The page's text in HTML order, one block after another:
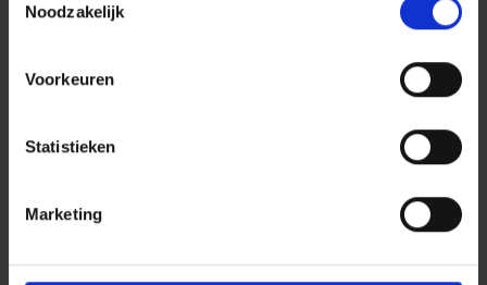
Noodzakelijk
Voorkeuren
Statistieken
Marketing
bestellen?
een bedrijf (op eigen terrein of bij klanten), hoe
regels rond veiligheid, periodieke controles en